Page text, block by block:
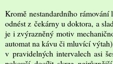
Kromě nestandardního
odnést z čekárny u doktora, a
je i zvýrazněný motiv
automat na kávu či mluvící
v pravidelných intervalech asi